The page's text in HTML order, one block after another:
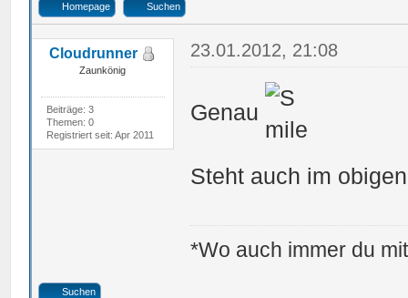
Homepage Suchen
Cloudrunner
Zaunkönig
Beiträge: 3
Themen: 0
Registriert seit: Apr 2011
23.01.2012, 21:08
Genau
Steht auch im
*Wo auch immer du
Suchen